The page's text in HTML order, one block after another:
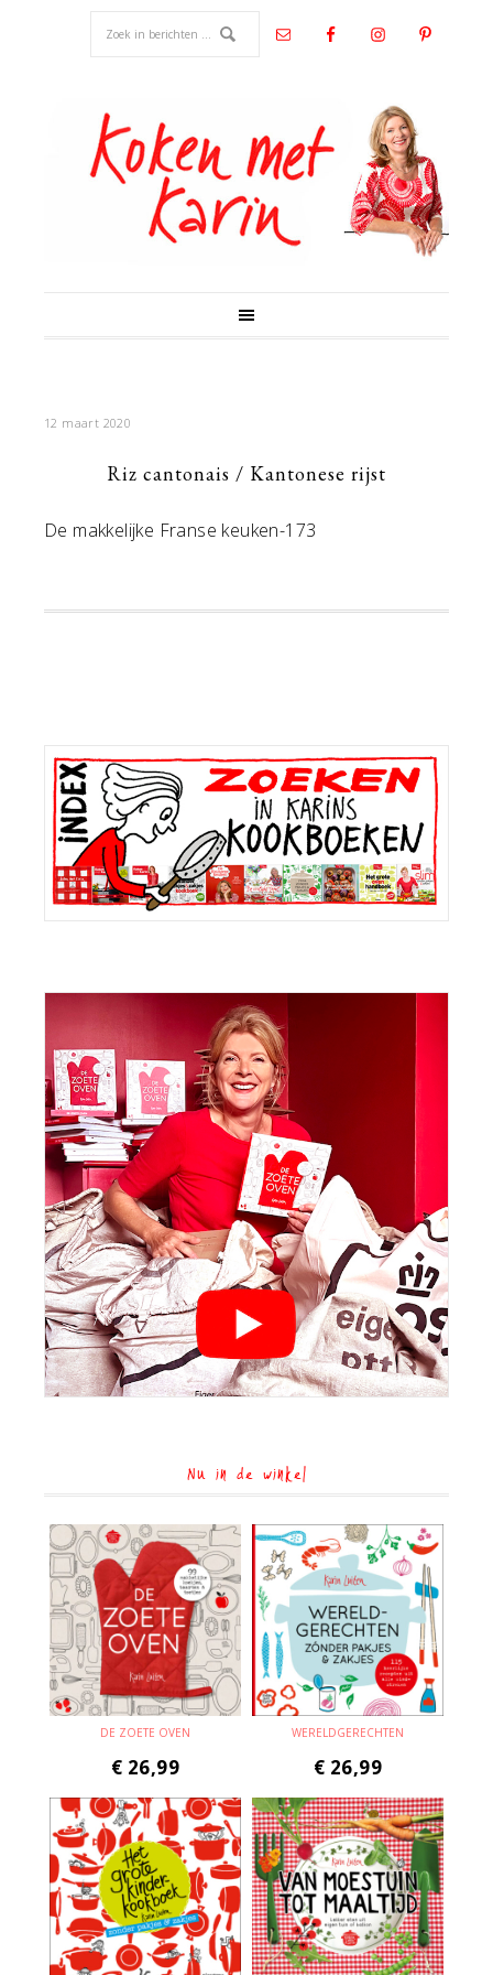
12 maart 2020
Riz cantonais / Kantonese rijst
De makkelijke Franse keuken-173
Primaire
Sidebar
Nu in de winkel
DE ZOETE OVEN
€ 26,99
WERELDGERECHTEN
€ 26,99